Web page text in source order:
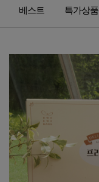
베스트 특가상품